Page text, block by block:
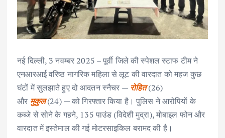
नई दिल्ली, 3 नवम्बर 2025 – पूर्वी जिले की स्पेशल स्टाफ टीम ने
एनआरआई वरिष्ठ नागरिक महिला से लूट की वारदात को महज कुछ
घंटों में सुलझाते हुए दो आदतन स्नैचर — रोहित(26)
और मुकुल(24) — को गिरफ्तार किया है। पुलिस ने आरोपियों के
कब्जे से सोने के गहने, 135 पाउंड (विदेशी मुद्रा), मोबाइल फोन और
वारदात में इस्तेमाल की गई मोटरसाइकिल बरामद की है।